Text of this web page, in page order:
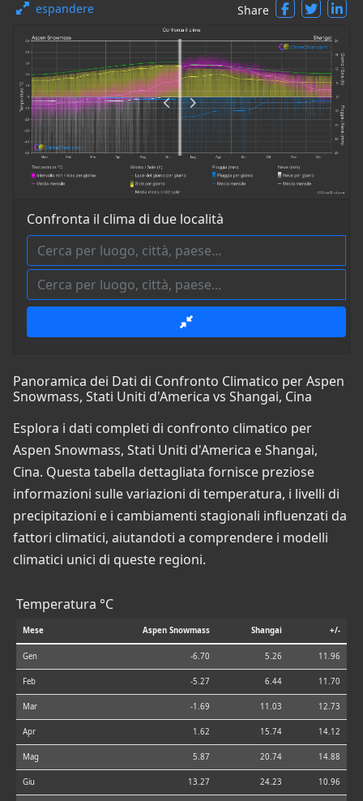
espandere Share
Confronta il clima di due località
Panoramica dei Dati di Confronto Climatico per Aspen
Snowmass, Stati Uniti d'America vs Shangai, Cina
Esplora i dati completi di confronto climatico per
Aspen Snowmass, Stati Uniti d'America e Shangai,
Cina. Questa tabella dettagliata fornisce preziose
informazioni sulle variazioni di temperatura, i livelli di
precipitazioni e i cambiamenti stagionali influenzati da
fattori climatici, aiutandoti a comprendere i modelli
climatici unici di queste regioni.
Temperatura °C
Mese Aspen Snowmass Shangai +/-
Gen -6.70 5.26 11.96
Feb -5.27 6.44 11.70
Mar -1.69 11.03 12.73
Apr 1.62 15.74 14.12
Mag 5.87 20.74 14.88
Giu 13.27 24.23 10.96